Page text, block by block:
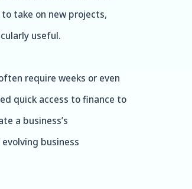
take on new projects,
useful.
require weeks or even
quick access to finance to
a business’s
business